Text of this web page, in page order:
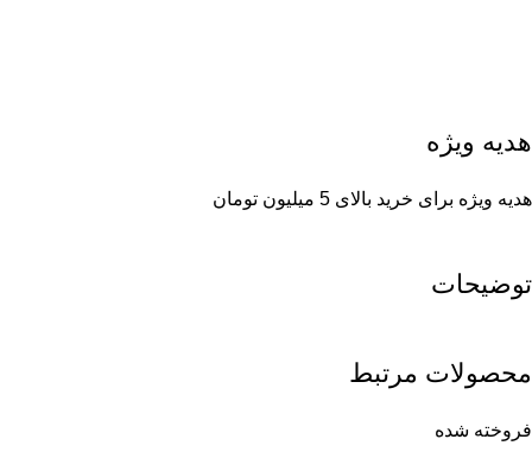
هدیه ویژه
هدیه ویژه برای خرید بالای 5 میلیون تومان
توضیحات
محصولات مرتبط
فروخته شده